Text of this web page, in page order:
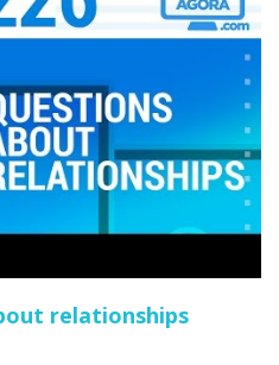
relationships